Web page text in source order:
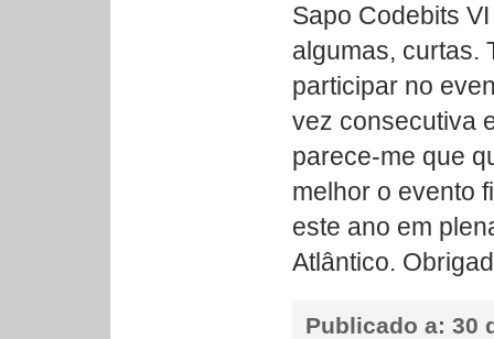
Sapo Codebits
algumas, curtas.
participar no
vez consecutiva
parece-me que
melhor o evento
este ano em
Atlântico.
Publicado a: 30